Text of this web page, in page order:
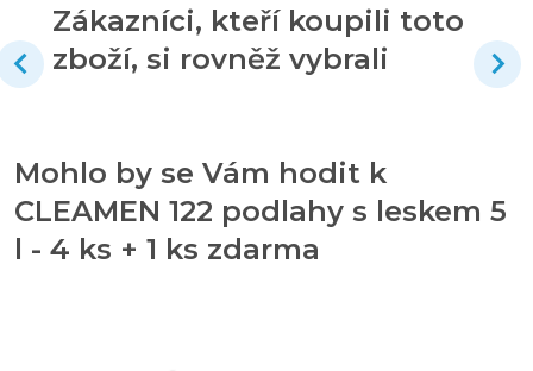
Zákazníci, kteří koupili toto
zboží, si rovněž vybrali
Mohlo by se Vám hodit k
CLEAMEN 122 podlahy s leskem 5
l - 4 ks + 1 ks zdarma